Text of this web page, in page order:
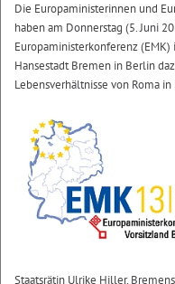
Die Europaministerinnen und
haben am Donnerstag (5. Juni
Europaministerkonferenz
Hansestadt Bremen in Berlin
Lebensverhältnisse von Roma
Staatsrätin Ulrike Hiller,